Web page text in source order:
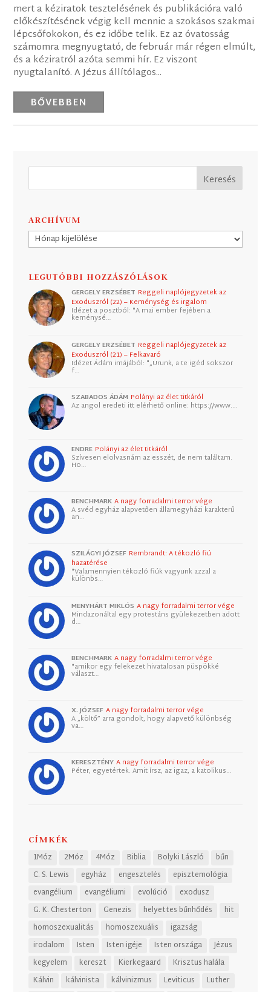
mert a kéziratok tesztelésének és publikációra való
előkészítésének végig kell mennie a szokásos szakmai
lépcsőfokokon, és ez időbe telik. Ez az óvatosság
számomra megnyugtató, de február már régen elmúlt,
és a kéziratról azóta semmi hír. Ez viszont
nyugtalanító. A Jézus állítólagos...
BŐVEBBEN
ARCHÍVUM
Archívum
LEGUTÓBBI HOZZÁSZÓLÁSOK
GERGELY ERZSÉBET Reggeli naplójegyzetek az
Exoduszról (22) – Keménység és irgalom
Idézet a posztból: "A mai ember fejében a
keménysé…
GERGELY ERZSÉBET Reggeli naplójegyzetek az
Exoduszról (21) – Felkavaró
Idézet Ádám imájából: "„Urunk, a te igéd sokszor
f…
SZABADOS ÁDÁM Polányi az élet titkáról
Az angol eredeti itt elérhető online: https://www.…
ENDRE Polányi az élet titkáról
Szívesen elolvasnám az esszét, de nem találtam.
Ho…
BENCHMARK A nagy forradalmi terror vége
A svéd egyház alapvetően államegyházi karakterű
an…
SZILÁGYI JÓZSEF Rembrandt: A tékozló fiú
hazatérése
"Valamennyien tékozló fiúk vagyunk azzal a
különbs…
MENYHÁRT MIKLÓS A nagy forradalmi terror vége
Mindazonáltal egy protestáns gyülekezetben adott
d…
BENCHMARK A nagy forradalmi terror vége
"amikor egy felekezet hivatalosan püspökké
választ…
X. JÓZSEF A nagy forradalmi terror vége
A „költő” arra gondolt, hogy alapvető különbség
va…
KERESZTÉNY A nagy forradalmi terror vége
Péter, egyetértek. Amit írsz, az igaz, a katolikus…
CÍMKÉK
1Móz 2Móz 4Móz Biblia Bolyki László
bűn
C. S. Lewis
egyház engesztelés
episztemológia
evangélium
evangéliumi evolúció
exodusz
G. K. Chesterton
Genezis helyettes bűnhődés
hit
homoszexualitás
homoszexuális
igazság
irodalom
Isten Isten igéje Isten országa
Jézus
kegyelem
kereszt Kierkegaard
Krisztus halála
Kálvin
kálvinista kálvinizmus Leviticus
Luther